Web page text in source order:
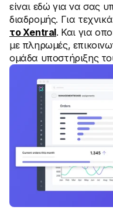
είναι εδώ για να σας
διαδρομής. Για
το Xentral. Και για
με πληρωμές,
ομάδα υποστήριξης